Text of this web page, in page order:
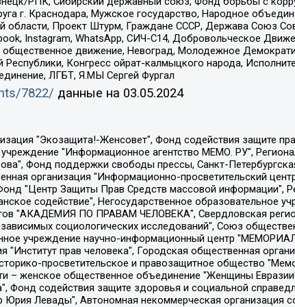
г. Краснодара, Мужское государство, Народное
Проект Штурм, Граждане СССР, Держава Союз
Instagram, WhatsApp, СИЧ-С14, Добровольческое
общественное движение, Невоград, Молодежное
Конгресс ойрат-калмыцкого народа,
ЛГБТ, Я.МЫ Сергей Фургал
7822/ данные на 03.05.2024
Маркелов Сергей Евгеньевич, Пономарев Лев Александрович, Савицкая Людмила Алексеевна, Автономная некоммерческая организация "Центр по работе с проблемой насилия "НАСИЛИЮ.НЕТ", Межрегиональный профессиональный союз работников здравоохранения "Альянс врачей", Юридическое лицо, зарегистрированное в Латвийской Республике, SIA "Medusa Project" (регистрационный номер 40103797863, дата регистрации 10.06.2014), Некоммерческая организация "Фонд по борьбе с коррупцией", Автономная некоммерческая организация "Институт права и публичной политики", Баданин Роман Сергеевич, Гликин Максим Александрович, Железнова Мария Михайловна, Лукьянова Юлия Сергеевна, Маетная Елизавета Витальевна, Маняхин Петр Борисович, Чуракова Ольга Владимировна, Ярош Юлия Петровна, Юридическое лицо "The Insider SIA", зарегистрированное в Риге, Латвийская Республика (дата регистрации 26.06.2015), являющееся администратором доменного имени интернет-издания "The Insider SIA", https://theins.ru, Постернак Алексей Евгеньевич, Рубин Михаил Аркадьевич, Анин Роман Александрович, Юридическое лицо Istories fonds, зарегистрированное в Латвийской Республике (регистрационный номер 50008295751, дата регистрации 24.02.2020), Великовский Дмитрий Александрович, Долинина Ирина Николаевна, Мароховская Алеся Алексеевна, Шлейнов Роман Юрьевич, Шмагун Олеся Валентиновна, Общество с ограниченной ответственностью "Альтаир 2021", Общество с ограниченной ответственностью "Вега 2021", Общество с ограниченной ответственностью "Главный редактор 2021", Общество с ограниченной ответственностью "Ромашки монолит", Важенков Артем Валерьевич, Ивановская областная общественная организация "Центр гендерных исследований", Гурман Юрий Альбертович, Медиапроект "ОВД-Инфо", Егоров Владимир Владимирович, Жилинский Владимир Александрович, Общество с ограниченной ответственностью "ЗП", Иванова София Юрьевна, Карезина Инна Павловна, Кильтау Екатерина Викторовна, Петров Алексей Викторович, Пискунов Сергей Евгеньевич, Смирнов Сергей Сергеевич, Тихонов Михаил Сергеевич, Общество с ограниченной ответственностью "ЖУРНАЛИСТ-ИНОСТРАННЫЙ АГЕНТ", Арапова Галина Юрьевна, Вольтская Татьяна Анатольевна, Американская компания "Mason G.E.S. Anonymous Foundation" (США), являющаяся владельцем интернет-издания https://mnews.world/, Компания "Stichting Bellingcat", зарегистрированная в Нидерландах (дата регистрации 11.07.2018), Захаров Андрей Вячеславович, Клепиковская Екатерина Дмитриевна, Общество с ограниченной ответственностью "МЕМО", Перл Роман Александрович, Симонов Евгений Алексеевич, Соловьева Елена Анатольевна, Сотников Даниил Владимирович, Сурначева Елизавета Дмитриевна, Автономная некоммерческая организация по защите прав человека и информированию населения "Якутия – Наше Мнение", Общество с ограниченной ответственностью "Москоу диджитал медиа", с 26.01.2023 Общество с ограниченной ответственностью "Чайка Белые сады", Ветошкина Валерия Валерьевна, Заговора Максим Александрович, Межрегиональное общественное движение "Российская ЛГБТ - сеть", Оленичев Максим Владимирович, Павлов Иван Юрьевич, Скворцова Елена Сергеевна, Общество с ограниченной ответственностью "Как бы инагент", Кочетков Игорь Викторович, Общество с ограниченной ответственностью "Честные выборы", Еланчик Олег Александрович, Общество с ограниченной ответственностью "Нобелевский призыв", Гималова Регина Эмилевна, Григорьев Андрей Валерьевич, Григорьева Алина Александровна, Ассоциация по содействию защите прав призывников, альтернативнослужащих и военнослужащих "Правозащитная группа